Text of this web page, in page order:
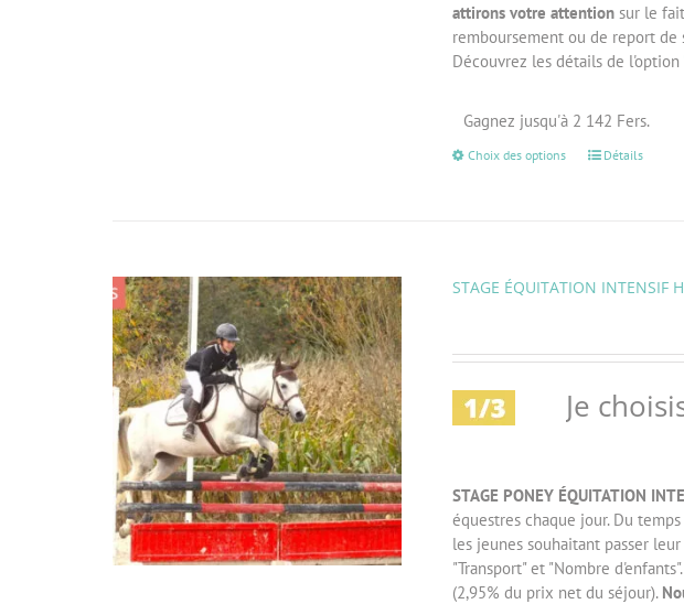
attirons votre attentionsur le fait
remboursement ou de report de
Découvrez les détails de l'option
Gagnez jusqu'à 2 142 Fers.
Choix des options Détails
STAGE ÉQUITATION INTENSIF
Je
STAGE PONEY ÉQUITATION
équestres chaque jour. Du
les jeunes souhaitant passer
"Transport" et "Nombre
(2,95% du prix net du séjour).